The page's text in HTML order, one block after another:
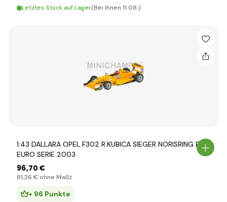
Letztes Stück auf Lager(Bei Ihnen 11.08.)
1:43 DALLARA OPEL F302 R.KUBICA SIEGER NORISRING F3
EURO SERIE 2003
96,70 €
81,26 € ohne MwSt
+ 96 Punkte